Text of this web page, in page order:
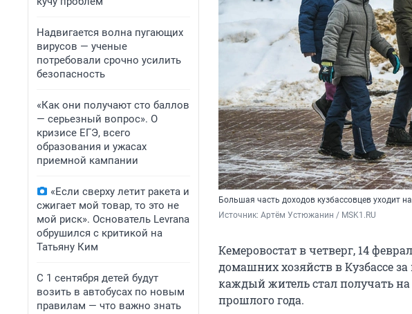
Надвигается волна пугающих
вирусов — ученые
потребовали срочно усилить
безопасность
«Как они получают сто баллов
— серьезный вопрос». О
кризисе ЕГЭ, всего
образования и ужасах
приемной кампании
«Если сверху летит ракета и
сжигает мой товар, то это не
мой риск». Основатель Levrana
обрушился с критикой на
Татьяну Ким
С 1 сентября детей будут
возить в автобусах по новым
правилам — что важно знать
Большая часть доходов кузбассовцев уходит
Источник: Артём Устюжанин / MSK1.RU
Кемеровостат в четверг, 14
домашних хозяйств в Кузбассе
каждый житель стал получать
прошлого года.